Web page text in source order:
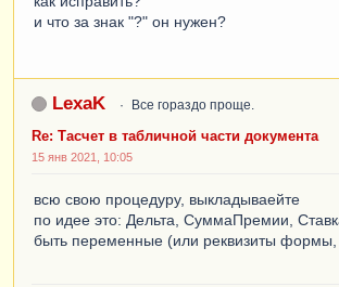
и что за знак "?" он нужен?
LexaK Все гораздо проще.
Re: Тасчет в табличной части документа
15 янв 2021, 10:05
всю свою процедуру, выкладываейте
по идее это: Дельта, СуммаПремии,
быть переменные (или реквизиты формы,